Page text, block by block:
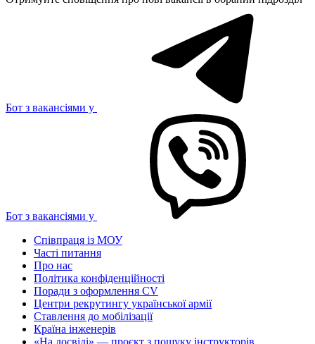
Бот з вакансіями у
Бот з вакансіями у
Співпраця із МОУ
Часті питання
Про нас
Політика конфіденційності
Поради з оформлення CV
Центри рекрутингу української армії
Ставлення до мобілізації
Країна інженерів
«На досвіді» — проєкт з пошуку інструкторів